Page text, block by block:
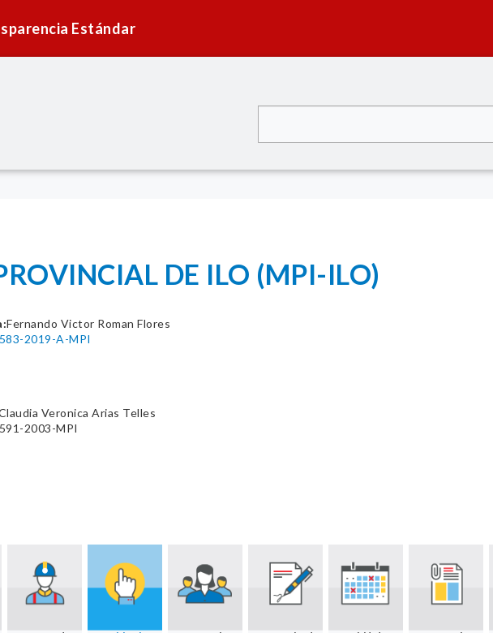
Estándar
DE ILO (MPI-ILO)
Fernando Victor Roman Flores
2019-A-MPI
Veronica Arias Telles
2003-MPI